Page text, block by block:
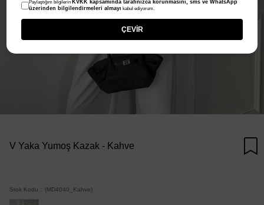
V Yaka Yumoş Kazak - Kahve
Stok Kodu (MD4040_Kahve)
Paylaştığım bilgilerin KVKK kapsamında tarafınızca korunmasını, sms ve WhatsApp
üzerinden bilgilendirmeleri almayı kabul ediyorum.
ÇEVİR